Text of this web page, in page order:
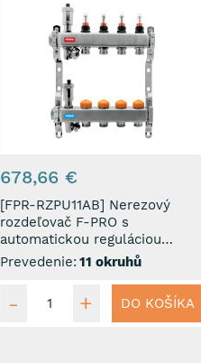
678,66 €
[FPR-RZPU11AB] Nerezový
rozdeľovač F-PRO s
automatickou reguláciou
prietoku 11 okruhov
Prevedenie: 11 okruhů
DO KOŠÍKA